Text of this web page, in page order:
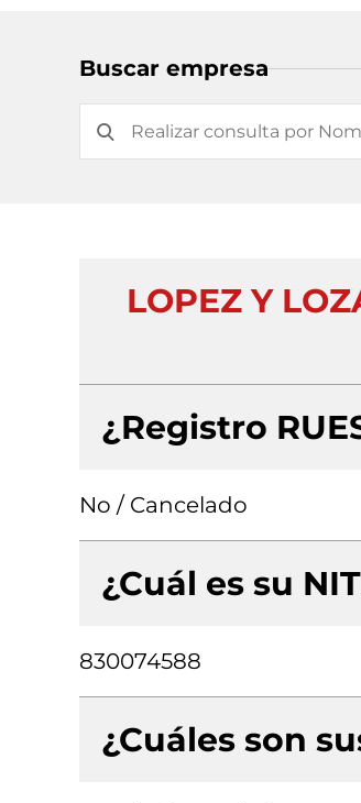
Buscar empresa
LOPEZ Y
¿Registro
No / Cancelado
¿Cuál es su
830074588
¿Cuáles son